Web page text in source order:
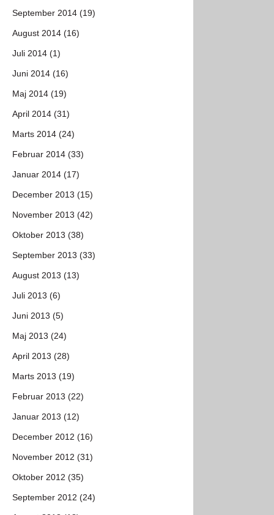
September 2014 (19)
August 2014 (16)
Juli 2014 (1)
Juni 2014 (16)
Maj 2014 (19)
April 2014 (31)
Marts 2014 (24)
Februar 2014 (33)
Januar 2014 (17)
December 2013 (15)
November 2013 (42)
Oktober 2013 (38)
September 2013 (33)
August 2013 (13)
Juli 2013 (6)
Juni 2013 (5)
Maj 2013 (24)
April 2013 (28)
Marts 2013 (19)
Februar 2013 (22)
Januar 2013 (12)
December 2012 (16)
November 2012 (31)
Oktober 2012 (35)
September 2012 (24)